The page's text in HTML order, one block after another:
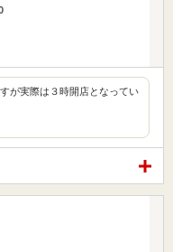
が実際は３時開店となってい